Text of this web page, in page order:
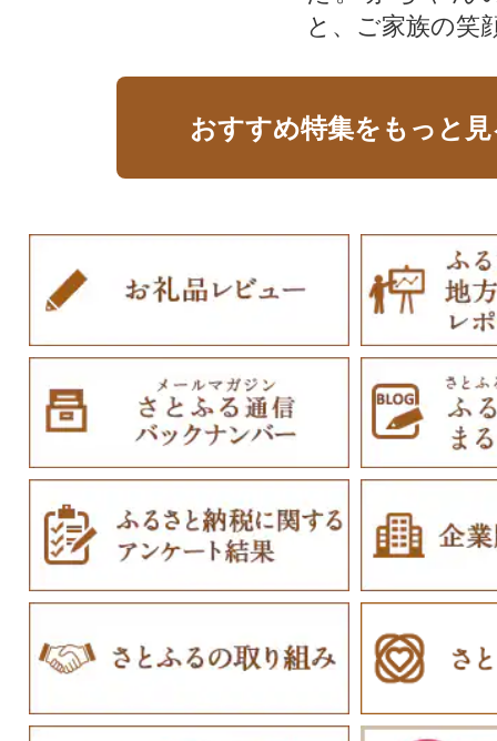
と、ご家族の笑
おすすめ特集をもっと